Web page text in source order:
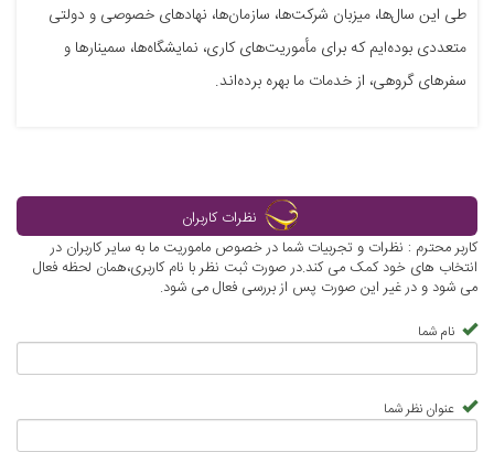
طی این سال‌ها، میزبان شرکت‌ها، سازمان‌ها، نهادهای خصوصی و دولتی
متعددی بوده‌ایم که برای مأموریت‌های کاری، نمایشگاه‌ها، سمینارها و
سفرهای گروهی، از خدمات ما بهره برده‌اند.
نظرات کاربران
کاربر محترم : نظرات و تجربیات شما در خصوص ماموریت ما به سایر کاربران در
انتخاب های خود کمک می کند.در صورت ثبت نظر با نام کاربری،همان لحظه فعال
می شود و در غیر این صورت پس از بررسی فعال می شود.
نام شما
عنوان نظر شما